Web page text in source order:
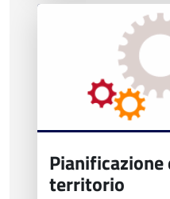
Pianificazione
territorio